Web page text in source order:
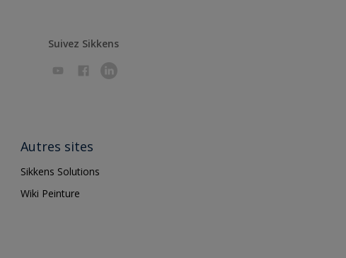
Suivez Sikkens
Autres sites
Sikkens Solutions
Wiki Peinture